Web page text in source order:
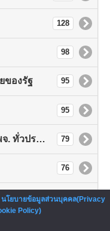
128
98
ของรัฐ 95
95
ศูนย์พัฒนาฝีมือแรงงาน / สพร. ศพจ. ทั่วประเทศ 79
76
72
นโยบายข้อมูลส่วนบุคคล(Privacy
Policy)